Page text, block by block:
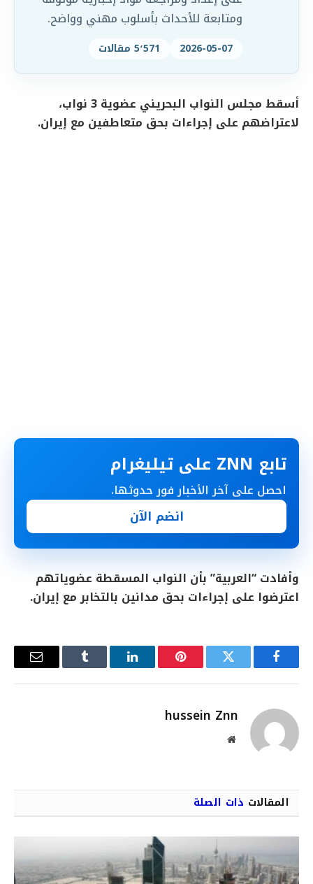
ومتابعة للأحداث بأسلوب مهني وواضح.
2026-05-07 5٬571 مقالات
أسقط مجلس النواب البحريني عضوية 3 نواب،
لاعتراضهم على إجراءات بحق متعاطفين مع إيران.
تابع ZNN على تيليغرام
احصل على آخر الأخبار فور حدوثها.
انضم الآن
وأفادت “العربية” بأن النواب المسقطة عضوياتهم
اعترضوا على إجراءات بحق مدانين بالتخابر مع إيران.
فيسبوك تويتر بينتيريستلينكدإن Tumblr
البريد
hussein Znn
موقع
المقالات ذات الصلة